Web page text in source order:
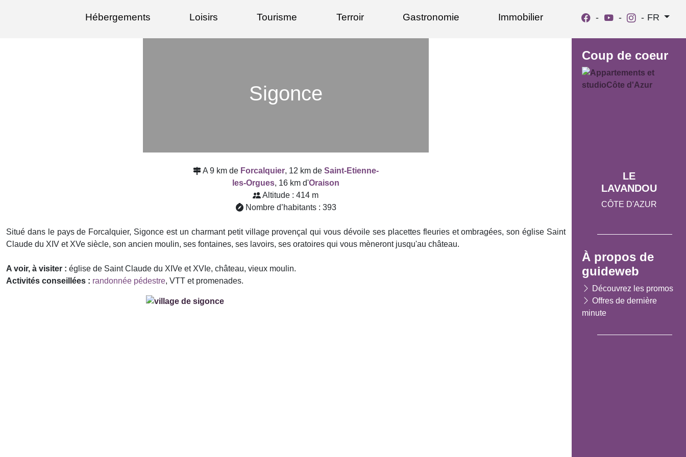
Hébergements Loisirs Tourisme Terroir Gastronomie Immobilier - - - FR
Sigonce
A 9 km de Forcalquier, 12 km de Saint-Etienne-
les-Orgues, 16 km d'Oraison
Altitude : 414 m
Nombre d’habitants : 393
Situé dans le pays de Forcalquier, Sigonce est un charmant petit village provençal qui vous dévoile ses placettes fleuries et ombragées, son église Saint
Claude du XIV et XVe siècle, son ancien moulin, ses fontaines, ses lavoirs, ses oratoires qui vous mèneront jusqu'au château.
A voir, à visiter : église de Saint Claude du XIVe et XVIe, château, vieux moulin.
Activités conseillées : randonnée pédestre, VTT et promenades.
Coup de coeur
LE
LAVANDOU
CÔTE D'AZUR
À propos de
guideweb
Découvrez les promos
Offres de dernière
minute